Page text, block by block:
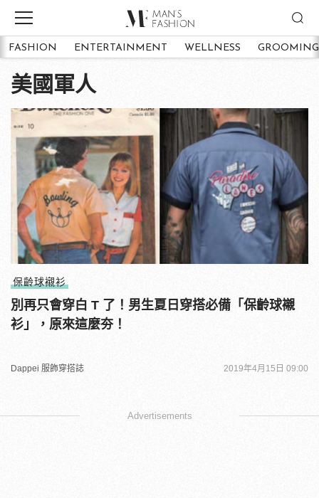
FASHION ENTERTAINMENT WELLNESS GROOMING
美國軍人
保齡球襯衫
別再只會穿白 T 了！男生夏日穿搭必備「保齡球襯
衫」，原來這麼夯！
Dappei 服飾穿搭誌 2019年4月15日 09:00
Advertisements